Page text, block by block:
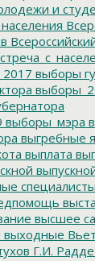
и
выборы
выборы_мэра
выгребные
выплата
специалисты
высшее
выходные
Г.И. Радде